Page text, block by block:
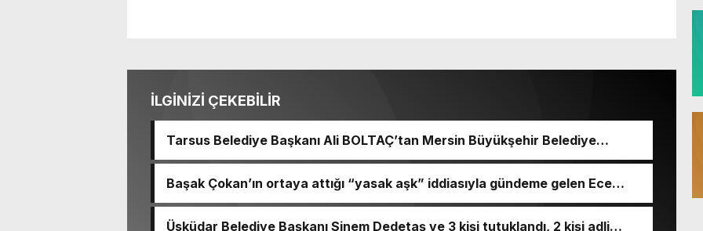
İLGİNİZİ ÇEKEBİLİR
Tarsus Belediye Başkanı Ali BOLTAÇ’tan Mersin Büyükşehir Belediye
Başkanı Ve TBB Başkanı Vahap Seçeri Ziyaret Etti Yapılan Paylaşımda;
Başkanımız Sayın Vahap Seçer’i makamında ziyaret ettik. Kentimiz başta
olmak üzere yerel yönetimlere ilişkin birçok konuda fikir alışverişinde
bulunduk. Ortak akıl ve iş birliğiyle hayata geçireceğimiz çalışmalar üzerine
Başak Çokan’ın ortaya attığı “yasak aşk” iddiasıyla gündeme gelen Ece
Erken, haberler hakkında erişim engeli kararı aldırdığını açıkladı.
Üsküdar Belediye Başkanı Sinem Dedetaş ve 3 kişi tutuklandı, 2 kişi adli